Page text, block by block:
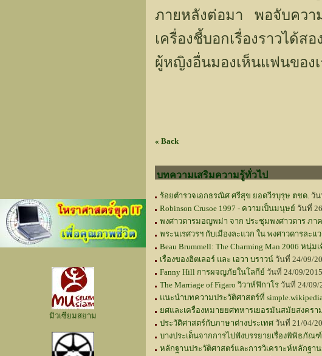
มิวเซียมสยาม
ภายหลังต่อมา พอจับควา
เครื่องชี้บอกเรื่องราวได้ส
ผู้หญิงอื่นมองเห็นแฟนของ
« Back
บทความเสริมความรู้ทั่วไป
ร้อยตำรวจเอกธรณิศ ศรีสุข ยอดวีรบุรุษ ตชด. วั
Robinson Crusoe 1997 - ความเป็นมนุษย์ วันที่
พงศาวดารมอญพม่า จาก ประชุมพงศาวดาร ภา
พระนเรศวรฯ กับเมืองละแวก ใน พงศาวดารละ
Beau Brummell: The Charming Man 2006 หนุ่ม
เรื่องของฮิตเลอร์ และ เอวา บราวน์ วันที่ 24/09/
Fanny Hill การผจญภัยในโลกีย์ วันที่ 24/09/
The Marriage of Figaro วิวาห์ฟิกาโร วันที่ 24/09/
แนะนำบทความประวัติศาสตร์ที่
ยศและเครื่องหมายยศทหารเยอรมันสมัยสงคราม
ประวัติศาสตร์กับภาษาต่างประเทศ วันที่ 21/04/
บางประเด็นจากการไปฟังบรรยายเรื่องพิพิธภัณ
หลักฐานประวัติศาสตร์และการวิเคราะห์หลักฐา